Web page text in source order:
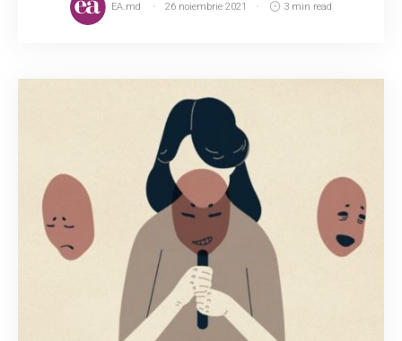
EA.md 26 noiembrie 2021 3 min read